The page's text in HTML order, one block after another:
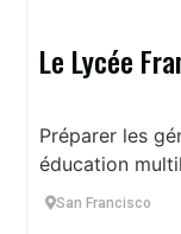
Le Lycée
Préparer les
éducation
San Francisco